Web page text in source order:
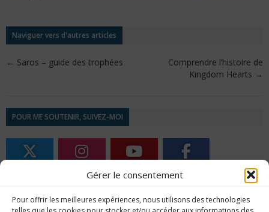
Gérer le consentement
Pour offrir les meilleures expériences, nous utilisons des technologies
Naviguer vers d'autres articles
← Saros – guide des trophées
Comprendre l’histoire de
Kingdom Hearts →
POUR ME SOUTENIR, SUIVEZ-MOI